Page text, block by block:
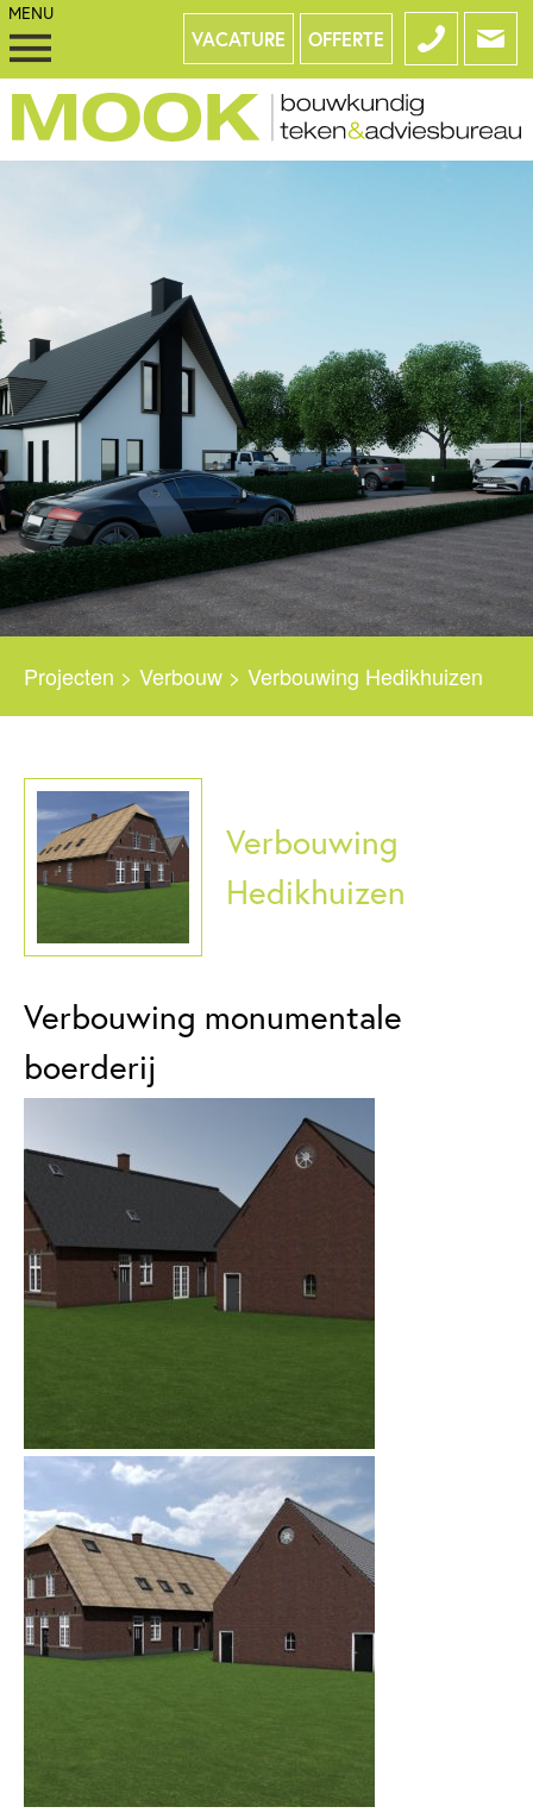
VACATURE OFFERTE
Projecten > Verbouw > Verbouwing Hedikhuizen
Verbouwing
Hedikhuizen
Verbouwing monumentale
boerderij